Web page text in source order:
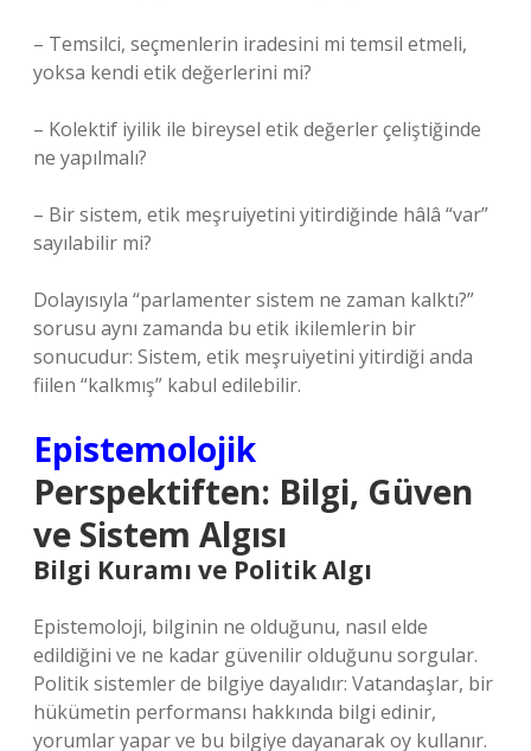
– Temsilci, seçmenlerin iradesini mi temsil etmeli,
yoksa kendi etik değerlerini mi?
– Kolektif iyilik ile bireysel etik değerler çeliştiğinde
ne yapılmalı?
– Bir sistem, etik meşruiyetini yitirdiğinde hâlâ “var”
sayılabilir mi?
Dolayısıyla “parlamenter sistem ne zaman kalktı?”
sorusu aynı zamanda bu etik ikilemlerin bir
sonucudur: Sistem, etik meşruiyetini yitirdiği anda
fiilen “kalkmış” kabul edilebilir.
Epistemolojik
Perspektiften: Bilgi, Güven
ve Sistem Algısı
Bilgi Kuramı ve Politik Algı
Epistemoloji, bilginin ne olduğunu, nasıl elde
edildiğini ve ne kadar güvenilir olduğunu sorgular.
Politik sistemler de bilgiye dayalıdır: Vatandaşlar, bir
hükümetin performansı hakkında bilgi edinir,
yorumlar yapar ve bu bilgiye dayanarak oy kullanır.